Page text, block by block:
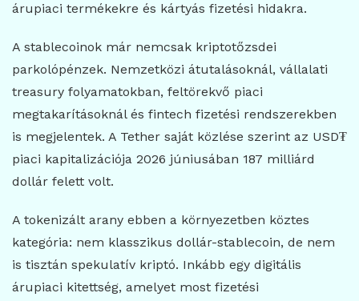
árupiaci termékekre és kártyás fizetési hidakra.
A stablecoinok már nemcsak kriptotőzsdei
parkolópénzek. Nemzetközi átutalásoknál, vállalati
treasury folyamatokban, feltörekvő piaci
megtakarításoknál és fintech fizetési rendszerekben
is megjelentek. A Tether saját közlése szerint az USD₮
piaci kapitalizációja 2026 júniusában 187 milliárd
dollár felett volt.
A tokenizált arany ebben a környezetben köztes
kategória: nem klasszikus dollár-stablecoin, de nem
is tisztán spekulatív kriptó. Inkább egy digitális
árupiaci kitettség, amelyet most fizetési